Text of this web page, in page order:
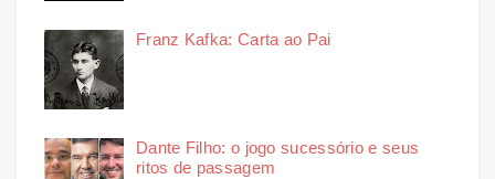
Franz Kafka: Carta ao Pai
Dante Filho: o jogo sucessório e seus
ritos de passagem